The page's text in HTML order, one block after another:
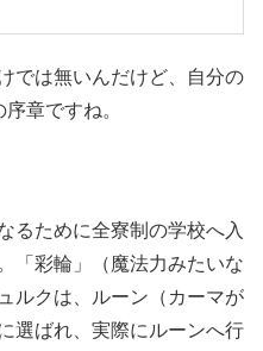
では無いんだけど、自分の
章ですね。
るために全寮制の学校へ入
「彩輪」（魔法力みたいな
ルクは、ルーン（カーマが
選ばれ、実際にルーンへ行